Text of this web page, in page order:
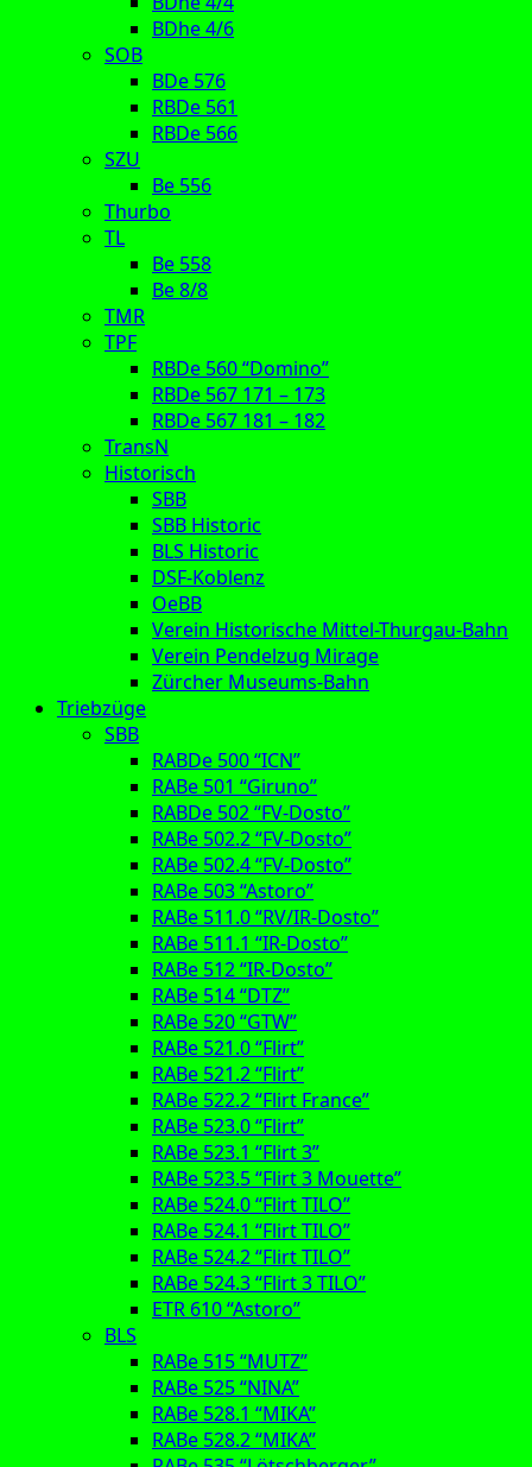
BDhe 4/6
SOB
BDe 576
RBDe 561
RBDe 566
SZU
Be 556
Thurbo
TL
Be 558
Be 8/8
TMR
TPF
RBDe 560 “Domino”
RBDe 567 171 – 173
RBDe 567 181 – 182
TransN
Historisch
SBB
SBB Historic
BLS Historic
DSF-Koblenz
OeBB
Verein Historische Mittel-Thurgau-Bahn
Verein Pendelzug Mirage
Zürcher Museums-Bahn
Triebzüge
SBB
RABDe 500 “ICN”
RABe 501 “Giruno”
RABDe 502 “FV-Dosto”
RABe 502.2 “FV-Dosto”
RABe 502.4 “FV-Dosto”
RABe 503 “Astoro”
RABe 511.0 “RV/IR-Dosto”
RABe 511.1 “IR-Dosto”
RABe 512 “IR-Dosto”
RABe 514 “DTZ”
RABe 520 “GTW”
RABe 521.0 “Flirt”
RABe 521.2 “Flirt”
RABe 522.2 “Flirt France”
RABe 523.0 “Flirt”
RABe 523.1 “Flirt 3”
RABe 523.5 “Flirt 3 Mouette”
RABe 524.0 “Flirt TILO”
RABe 524.1 “Flirt TILO”
RABe 524.2 “Flirt TILO”
RABe 524.3 “Flirt 3 TILO”
ETR 610 “Astoro”
BLS
RABe 515 “MUTZ”
RABe 525 “NINA”
RABe 528.1 “MIKA”
RABe 528.2 “MIKA”